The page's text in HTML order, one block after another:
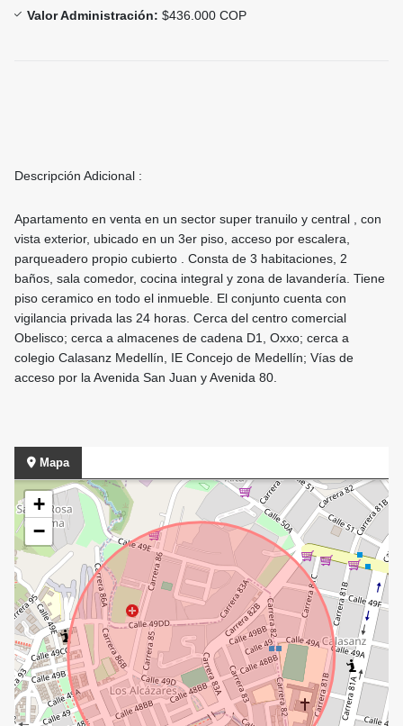
Valor Administración: $436.000 COP
Descripción Adicional :
Apartamento en venta en un sector super tranuilo y central , con
vista exterior, ubicado en un 3er piso, acceso por escalera,
parqueadero propio cubierto . Consta de 3 habitaciones, 2
baños, sala comedor, cocina integral y zona de lavandería. Tiene
piso ceramico en todo el inmueble. El conjunto cuenta con
vigilancia privada las 24 horas. Cerca del centro comercial
Obelisco; cerca a almacenes de cadena D1, Oxxo; cerca a
colegio Calasanz Medellín, IE Concejo de Medellín; Vías de
acceso por la Avenida San Juan y Avenida 80.
Mapa
+
−